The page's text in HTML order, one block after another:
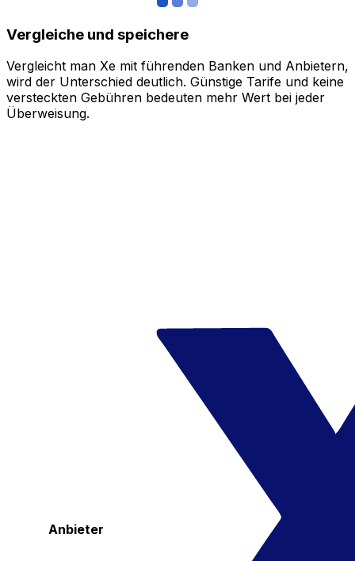
Vergleiche und speichere
Vergleicht man Xe mit führenden Banken und Anbietern,
wird der Unterschied deutlich. Günstige Tarife und keine
versteckten Gebühren bedeuten mehr Wert bei jeder
Überweisung.
Anbieter